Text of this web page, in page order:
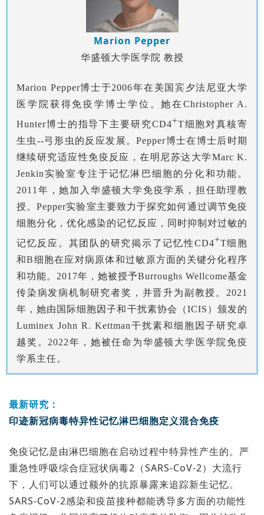
Marion Pepper
华盛顿大学医学院 教授
Marion Pepper博士于2006年在美国宾夕法尼亚大学
医学院获得免疫学博士学位。她在Christopher A.
Hunter博士的指导下主要研究CD4+T细胞对真核寄
生虫--弓形虫的反应发展。Pepper博士在博士后时期
继续研究适应性免疫反应，在明尼苏达大学Marc K.
Jenkin实验室专注于记忆淋巴细胞的分化和功能。
2011年，她加入华盛顿大学免疫学系，担任助理教
授。Pepper实验室主要致力于探究如何通过调节免疫
细胞分化，优化感染的记忆反应，同时抑制对过敏的
记忆反应。其团队的研究揭示了记忆性CD4+T细胞
和B细胞在应对病原体和过敏原方面的关键分化程序
和功能。2017年，她被授予Burroughs Wellcome基金
传染病发病机制研究者奖，并晋升为副教授。2021
年，她由国际细胞因子和干扰素协会（ICIS）颁发的
Luminex John R. Kettman干扰素和细胞因子研究卓
越奖。2022年，她被任命为华盛顿大学医学院免疫
学系主任。
最新研究：
印迹新冠病毒特异性记忆淋巴细胞定义混合免疫
免疫记忆是由淋巴细胞在启动过程中特异性产生的。严
重急性呼吸综合症冠状病毒2（SARS-CoV-2）大流行
下，人们可以通过额外的抗原暴露来追踪新生记忆。
SARS-CoV-2感染和疫苗接种都能诱导多方面的功能性